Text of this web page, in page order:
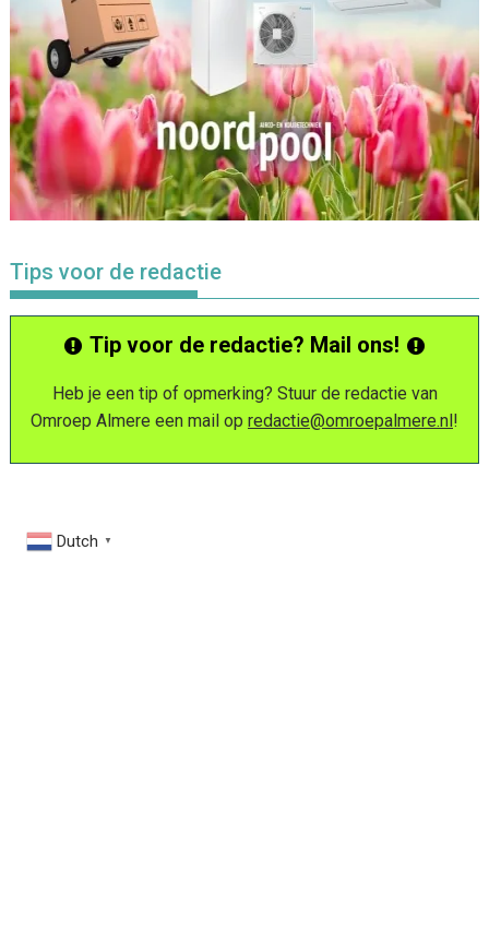
Tips voor de redactie
Tip voor de redactie? Mail ons!
Heb je een tip of opmerking? Stuur de redactie van
Omroep Almere een mail op redactie@omroepalmere.nl!
Dutch ▼